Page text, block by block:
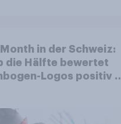
in der Schweiz:
die Hälfte bewertet
Logos positiv –